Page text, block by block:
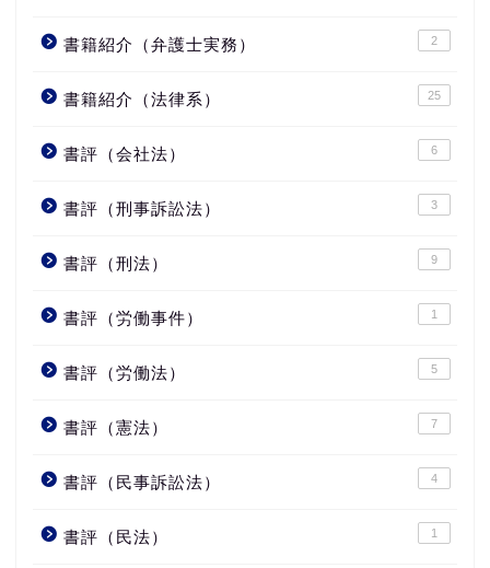
書籍紹介（弁護士実務） 2
書籍紹介（法律系） 25
書評（会社法） 6
書評（刑事訴訟法） 3
書評（刑法） 9
書評（労働事件） 1
書評（労働法） 5
書評（憲法） 7
書評（民事訴訟法） 4
書評（民法） 1